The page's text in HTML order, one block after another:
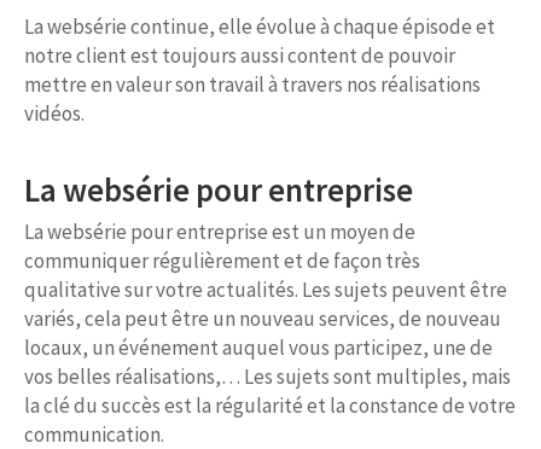
La websérie continue, elle évolue à chaque épisode et
notre client est toujours aussi content de pouvoir
mettre en valeur son travail à travers nos réalisations
vidéos.
La websérie pour entreprise
La websérie pour entreprise est un moyen de
communiquer régulièrement et de façon très
qualitative sur votre actualités. Les sujets peuvent être
variés, cela peut être un nouveau services, de nouveau
locaux, un événement auquel vous participez, une de
vos belles réalisations,… Les sujets sont multiples, mais
la clé du succès est la régularité et la constance de votre
communication.